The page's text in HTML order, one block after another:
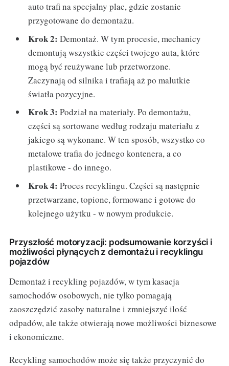
auto trafi na specjalny plac, gdzie zostanie
przygotowane do demontażu.
Krok 2: Demontaż. W tym procesie, mechanicy
demontują wszystkie części twojego auta, które
mogą być reużywane lub przetworzone.
Zaczynają od silnika i trafiają aż po malutkie
światła pozycyjne.
Krok 3: Podział na materiały. Po demontażu,
części są sortowane według rodzaju materiału z
jakiego są wykonane. W ten sposób, wszystko co
metalowe trafia do jednego kontenera, a co
plastikowe - do innego.
Krok 4: Proces recyklingu. Części są następnie
przetwarzane, topione, formowane i gotowe do
kolejnego użytku - w nowym produkcie.
Przyszłość motoryzacji: podsumowanie korzyści i
możliwości płynących z demontażu i recyklingu
pojazdów
Demontaż i recykling pojazdów, w tym kasacja
samochodów osobowych, nie tylko pomagają
zaoszczędzić zasoby naturalne i zmniejszyć ilość
odpadów, ale także otwierają nowe możliwości biznesowe
i ekonomiczne.
Recykling samochodów może się także przyczynić do